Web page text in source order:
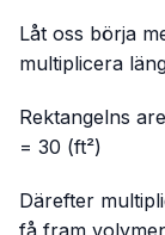
Låt oss börja
multiplicera
Rektangelns
= 30 (ft²)
Därefter